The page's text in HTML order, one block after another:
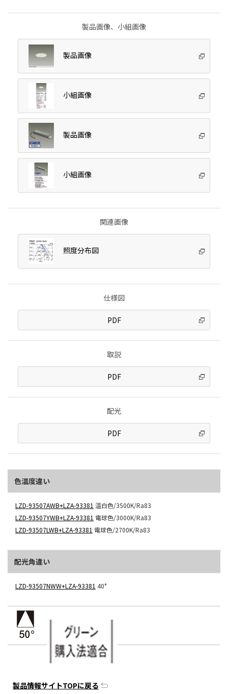
製品画像、小組画像
製品画像
小組画像
製品画像
小組画像
関連画像
照度分布図
仕様図
PDF
取説
PDF
配光
PDF
色温度違い
LZD-93507AWB+LZA-93381 温白色/3500K/Ra83
LZD-93507YWB+LZA-93381 電球色/3000K/Ra83
LZD-93507LWB+LZA-93381 電球色/2700K/Ra83
配光角違い
LZD-93507NWW+LZA-93381 40°
製品情報サイトTOPに戻る